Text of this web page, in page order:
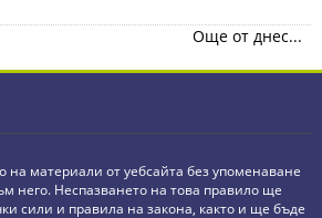
Още от днес...
на материали от уебсайта без упоменаване
него. Неспазването на това правило ще
сили и правила на закона, както и ще бъде